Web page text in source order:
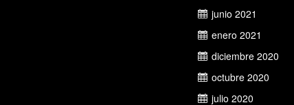
junio 2021
enero 2021
diciembre 2020
octubre 2020
julio 2020